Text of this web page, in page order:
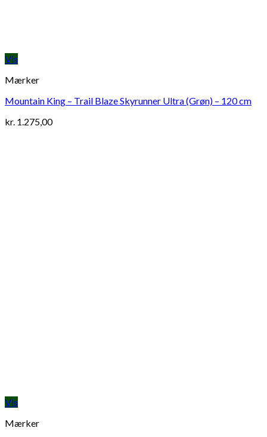
Vis
Mærker
Mountain King – Trail Blaze Skyrunner Ultra (Grøn) – 120 cm
kr. 1.275,00
Vis
Mærker